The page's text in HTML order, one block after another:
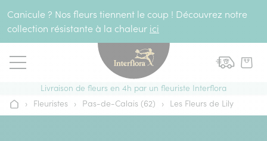
Canicule ? Nos fleurs tiennent le coup ! Découvrez notre
collection résistante à la chaleur ici
Livraison de fleurs en 4h par un fleuriste Interflora
Accueil
› Fleuristes › Pas-de-Calais (62) › Les Fleurs de Lily